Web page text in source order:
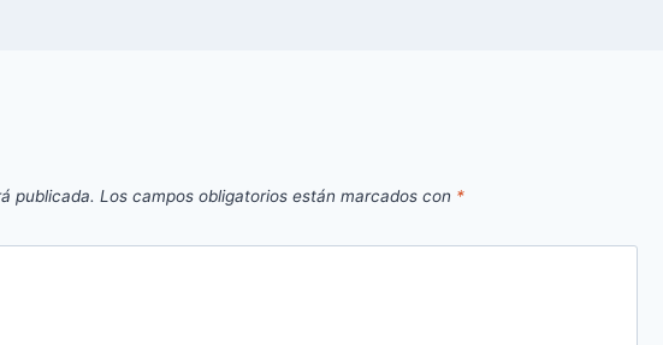
publicada. Los campos obligatorios están marcados con *